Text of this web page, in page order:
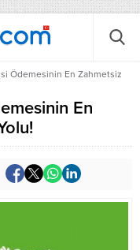
Ödemesinin En Zahmetsiz
En